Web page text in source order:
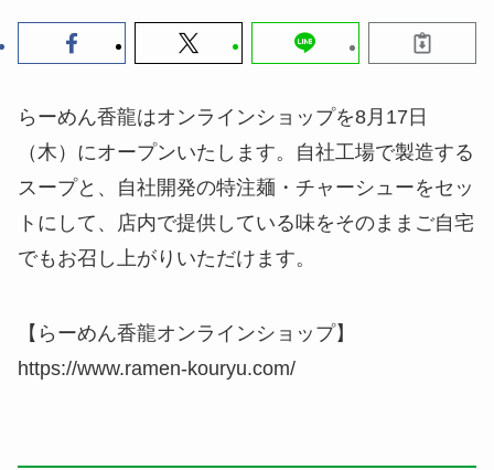
らーめん香龍はオンラインショップを8月17日
（木）にオープンいたします。自社工場で製造する
スープと、自社開発の特注麺・チャーシューをセッ
トにして、店内で提供している味をそのままご自宅
でもお召し上がりいただけます。
【らーめん香龍オンラインショップ】
https://www.ramen-kouryu.com/